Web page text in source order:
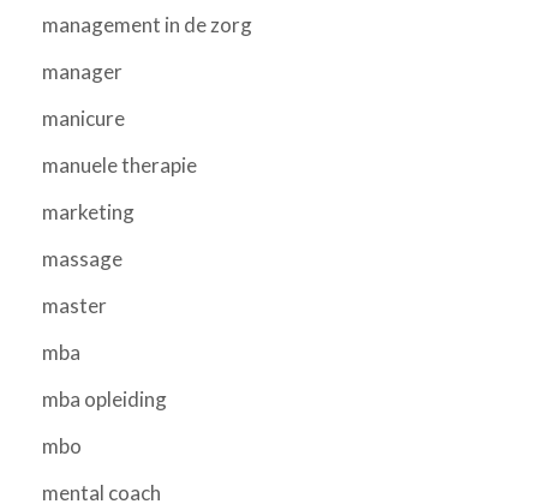
management in de zorg
manager
manicure
manuele therapie
marketing
massage
master
mba
mba opleiding
mbo
mental coach